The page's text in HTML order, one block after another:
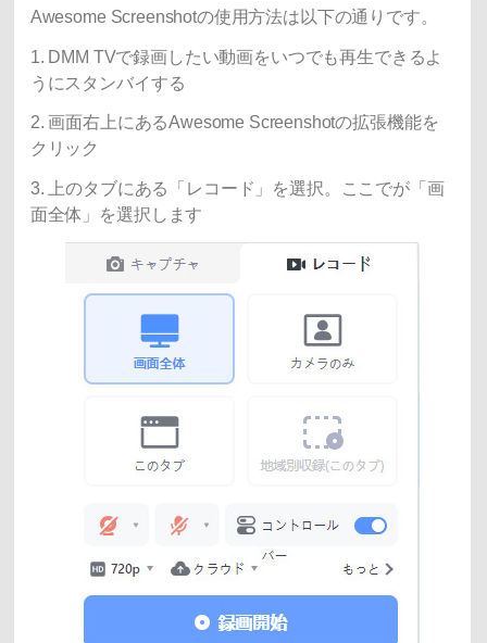
Awesome Screenshotの使用方法は以下の通りです。
1. DMM TVで録画したい動画をいつでも再生できるよ
うにスタンバイする
2. 画面右上にあるAwesome Screenshotの拡張機能を
クリック
3. 上のタブにある「レコード」を選択。ここでが「画
面全体」を選択します